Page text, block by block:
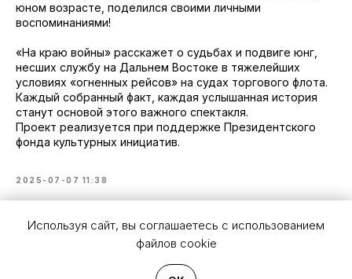
Используя сайт, вы соглашаетесь с использованием
файлов cookie
юном возрасте, поделился своими личными
воспоминаниями!
«На краю войны» расскажет о судьбах и подвиге юнг,
несших службу на Дальнем Востоке в тяжелейших
условиях «огненных рейсов» на судах торгового флота.
Каждый собранный факт, каждая услышанная история
станут основой этого важного спектакля.
Проект реализуется при поддержке Президентского
фонда культурных инициатив.
2025-07-07 11:38